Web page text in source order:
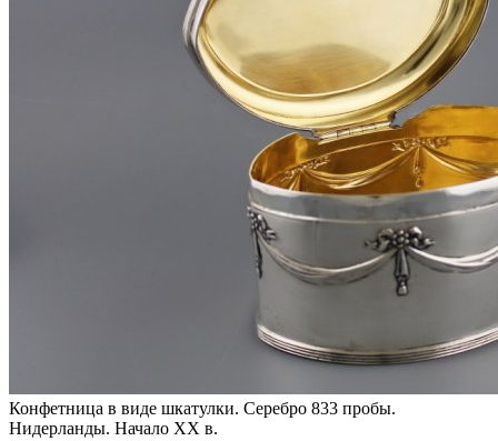
Конфетница в виде шкатулки. Серебро 833 пробы.
Нидерланды. Начало XX в.